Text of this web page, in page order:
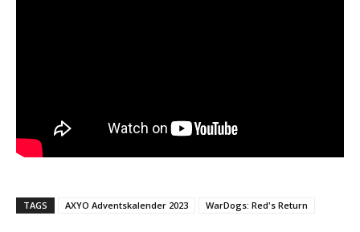
TAGS AXYO Adventskalender 2023 WarDogs: Red's Return